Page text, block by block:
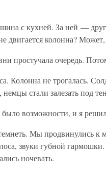
с кухней. За ней —
двигается колонна?
простучала очередь.
Колонна не трогалась.
стали залезать под
возможности, и я решил
Мы продвинулись к
звуки губной
ночевать.